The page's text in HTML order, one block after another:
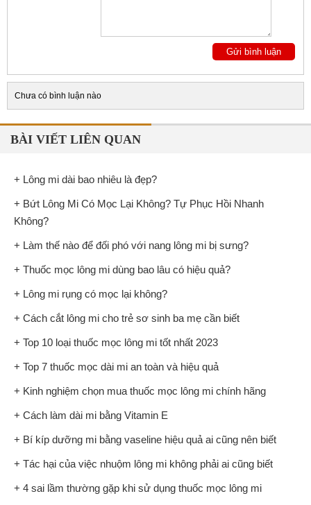
Chưa có bình luận nào
BÀI VIẾT LIÊN QUAN
+ Lông mi dài bao nhiêu là đẹp?
+ Bứt Lông Mi Có Mọc Lại Không? Tự Phục Hồi Nhanh
Không?
+ Làm thế nào để đối phó với nang lông mi bị sưng?
+ Thuốc mọc lông mi dùng bao lâu có hiệu quả?
+ Lông mi rụng có mọc lại không?
+ Cách cắt lông mi cho trẻ sơ sinh ba mẹ cần biết
+ Top 10 loại thuốc mọc lông mi tốt nhất 2023
+ Top 7 thuốc mọc dài mi an toàn và hiệu quả
+ Kinh nghiệm chọn mua thuốc mọc lông mi chính hãng
+ Cách làm dài mi bằng Vitamin E
+ Bí kíp dưỡng mi bằng vaseline hiệu quả ai cũng nên biết
+ Tác hại của việc nhuộm lông mi không phải ai cũng biết
+ 4 sai lầm thường gặp khi sử dụng thuốc mọc lông mi